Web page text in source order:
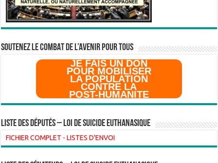
SOUTENEZ LE COMBAT DE L’AVenir pour Tous
JE FAIS UN DON
POUR MOBILISER
LA POPULATION
CONTRE LA
POST-HUMANITE
Liste des Députés – Loi de suicide euthanasique
FICHIER COMPLET -LISTES D'ENVOI